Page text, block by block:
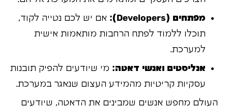
מפתחים (Developers):
אם יש לכם נטייה לקוד,
תוכלו ללמוד לפתח הרחבות מותאמות אישית
למערכת.
אנליסטים ואנשי דאטה: מי שיודעים להפיק תובנות
עסקיות קריטיות מהמידע העצום שנאגר במערכת.
העולם מחפש אנשים שמבינים את הדאטה, שיודעים